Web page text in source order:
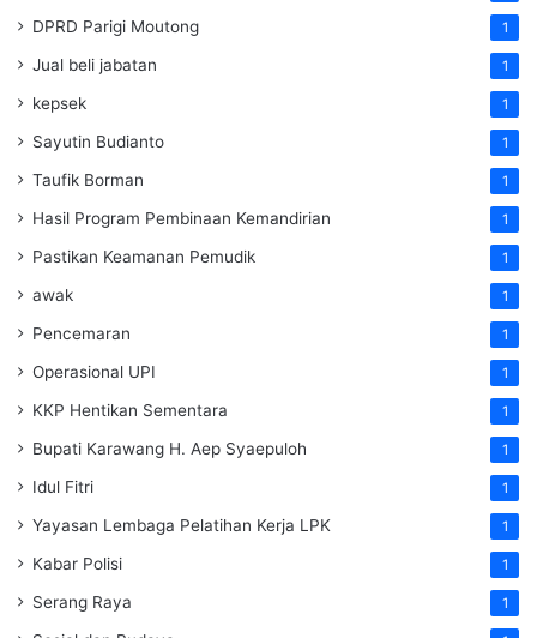
DPRD Parigi Moutong 1
Jual beli jabatan 1
kepsek 1
Sayutin Budianto 1
Taufik Borman 1
Hasil Program Pembinaan Kemandirian 1
Pastikan Keamanan Pemudik 1
awak 1
Pencemaran 1
Operasional UPI 1
KKP Hentikan Sementara 1
Bupati Karawang H. Aep Syaepuloh 1
Idul Fitri 1
Yayasan Lembaga Pelatihan Kerja LPK 1
Kabar Polisi 1
Serang Raya 1